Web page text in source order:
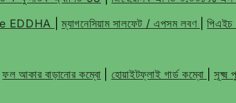
EDDHA |ম্যাগনেসিয়াম সালফেট / এপসম লবণ |পিএইচ
ফল আকার বাড়ানোর কম্বো হোয়াইটফ্লাই গার্ড কম্বো |সূক্ষ্ম